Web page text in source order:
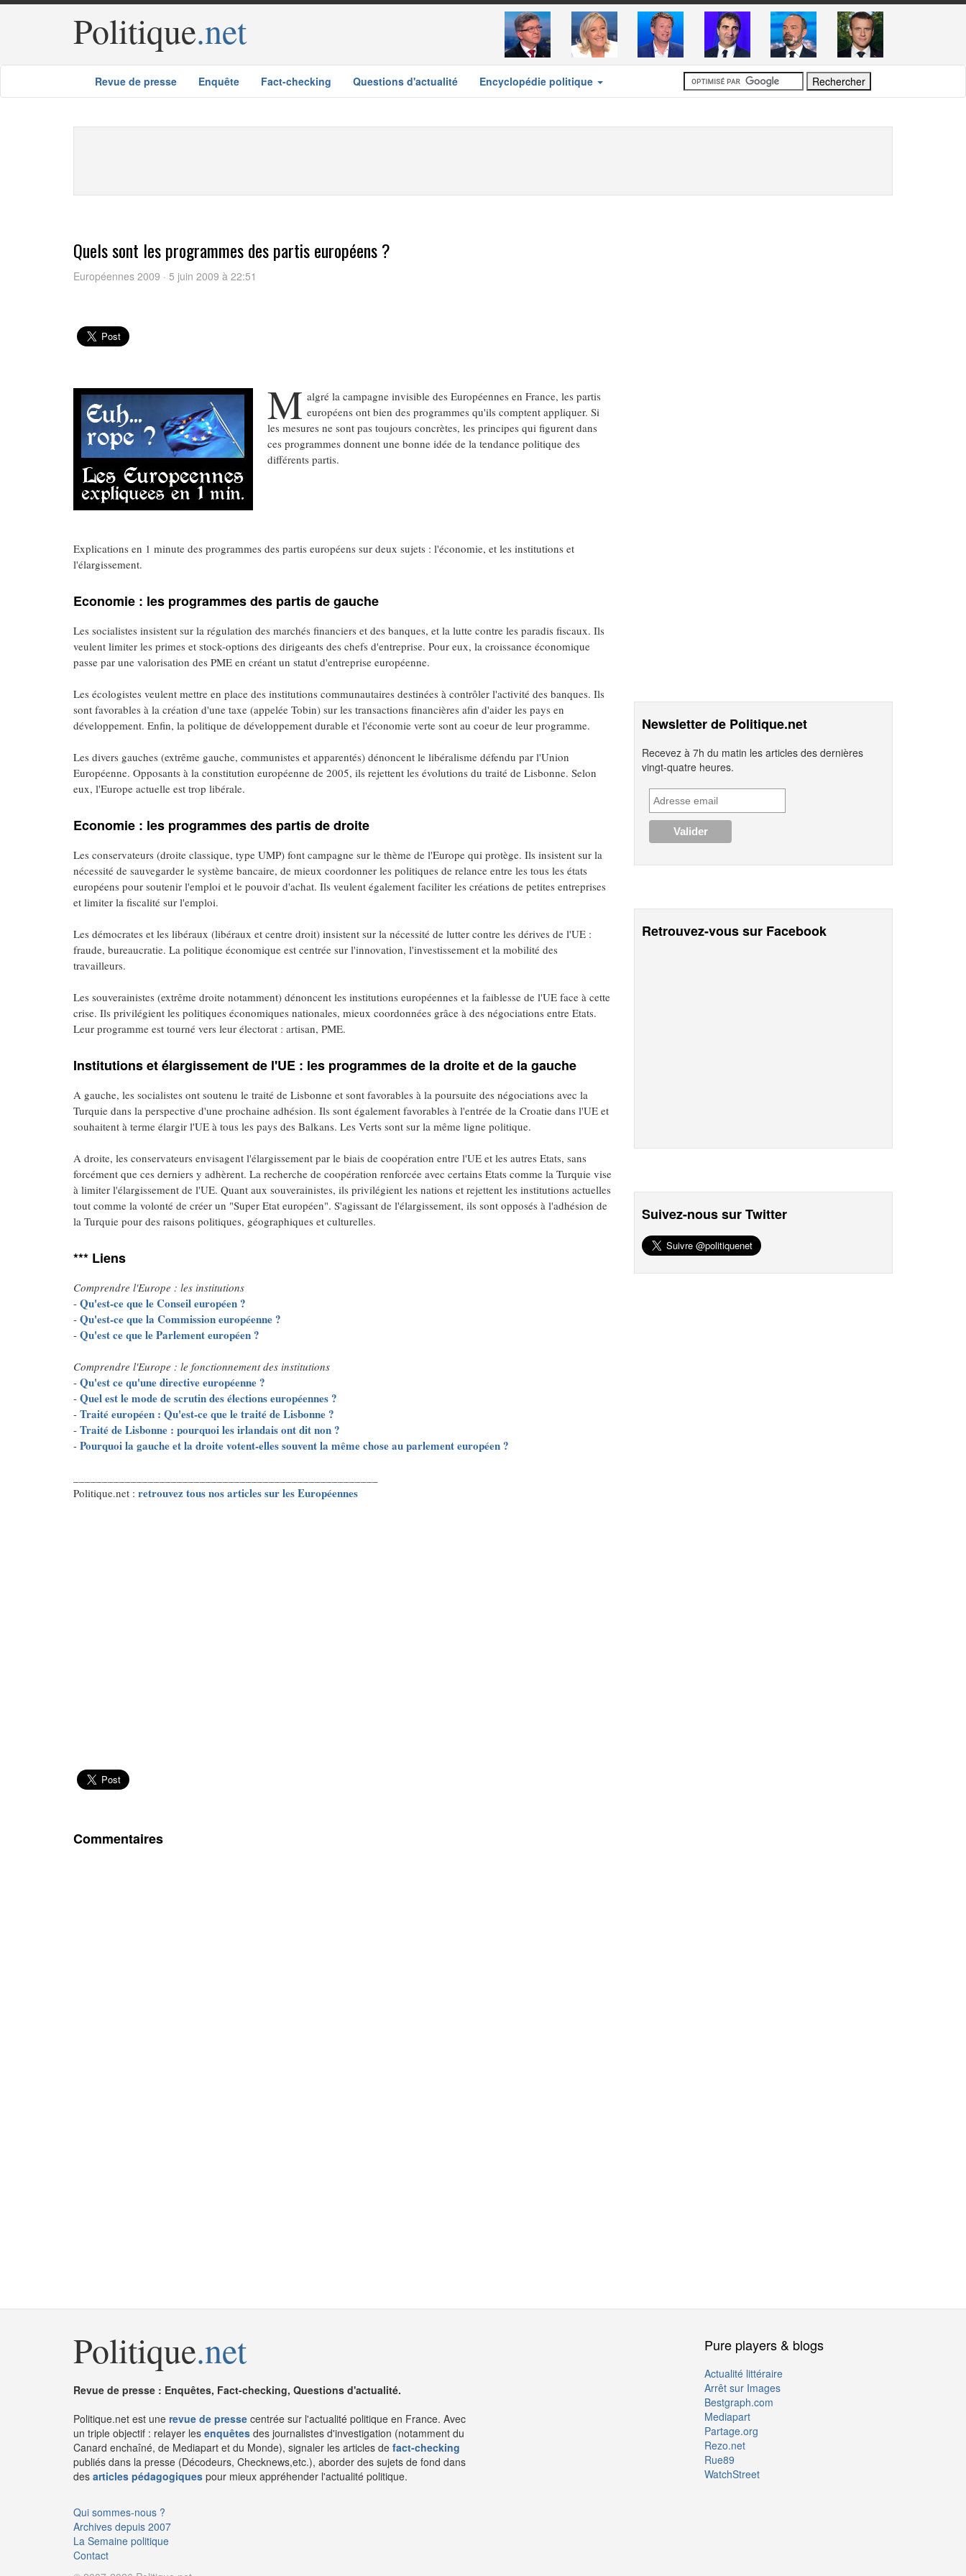
Politique.net
Revue de presse Enquête Fact-checking Questions d'actualité Encyclopédie politique
Quels sont les programmes des partis européens ?
Européennes 2009 · 5 juin 2009 à 22:51
M algré la campagne invisible des Européennes en France, les partis
européens ont bien des programmes qu'ils comptent appliquer. Si
les mesures ne sont pas toujours concrètes, les principes qui figurent dans
ces programmes donnent une bonne idée de la tendance politique des
différents partis.
Explications en 1 minute des programmes des partis européens sur deux sujets : l'économie, et les institutions et
l'élargissement.
Economie : les programmes des partis de gauche
Les socialistes insistent sur la régulation des marchés financiers et des banques, et la lutte contre les paradis fiscaux. Ils
veulent limiter les primes et stock-options des dirigeants des chefs d'entreprise. Pour eux, la croissance économique
passe par une valorisation des PME en créant un statut d'entreprise européenne.
Les écologistes veulent mettre en place des institutions communautaires destinées à contrôler l'activité des banques. Ils
sont favorables à la création d'une taxe (appelée Tobin) sur les transactions financières afin d'aider les pays en
développement. Enfin, la politique de développement durable et l'économie verte sont au coeur de leur programme.
Les divers gauches (extrême gauche, communistes et apparentés) dénoncent le libéralisme défendu par l'Union
Européenne. Opposants à la constitution européenne de 2005, ils rejettent les évolutions du traité de Lisbonne. Selon
eux, l'Europe actuelle est trop libérale.
Economie : les programmes des partis de droite
Les conservateurs (droite classique, type UMP) font campagne sur le thème de l'Europe qui protège. Ils insistent sur la
nécessité de sauvegarder le système bancaire, de mieux coordonner les politiques de relance entre les tous les états
européens pour soutenir l'emploi et le pouvoir d'achat. Ils veulent également faciliter les créations de petites entreprises
et limiter la fiscalité sur l'emploi.
Les démocrates et les libéraux (libéraux et centre droit) insistent sur la nécessité de lutter contre les dérives de l'UE :
fraude, bureaucratie. La politique économique est centrée sur l'innovation, l'investissement et la mobilité des
travailleurs.
Les souverainistes (extrême droite notamment) dénoncent les institutions européennes et la faiblesse de l'UE face à cette
crise. Ils privilégient les politiques économiques nationales, mieux coordonnées grâce à des négociations entre Etats.
Leur programme est tourné vers leur électorat : artisan, PME.
Institutions et élargissement de l'UE : les programmes de la droite et de la gauche
A gauche, les socialistes ont soutenu le traité de Lisbonne et sont favorables à la poursuite des négociations avec la
Turquie dans la perspective d'une prochaine adhésion. Ils sont également favorables à l'entrée de la Croatie dans l'UE et
souhaitent à terme élargir l'UE à tous les pays des Balkans. Les Verts sont sur la même ligne politique.
A droite, les conservateurs envisagent l'élargissement par le biais de coopération entre l'UE et les autres Etats, sans
forcément que ces derniers y adhèrent. La recherche de coopération renforcée avec certains Etats comme la Turquie vise
à limiter l'élargissement de l'UE. Quant aux souverainistes, ils privilégient les nations et rejettent les institutions actuelles
tout comme la volonté de créer un "Super Etat européen". S'agissant de l'élargissement, ils sont opposés à l'adhésion de
la Turquie pour des raisons politiques, géographiques et culturelles.
*** Liens
Comprendre l'Europe : les institutions
- Qu'est-ce que le Conseil européen ?
- Qu'est-ce que la Commission européenne ?
- Qu'est ce que le Parlement européen ?
Comprendre l'Europe : le fonctionnement des institutions
- Qu'est ce qu'une directive européenne ?
- Quel est le mode de scrutin des élections européennes ?
- Traité européen : Qu'est-ce que le traité de Lisbonne ?
- Traité de Lisbonne : pourquoi les irlandais ont dit non ?
- Pourquoi la gauche et la droite votent-elles souvent la même chose au parlement européen ?
Politique.net : retrouvez tous nos articles sur les Européennes
Commentaires
Newsletter de Politique.net
Recevez à 7h du matin les articles des dernières
vingt-quatre heures.
Retrouvez-vous sur Facebook
Suivez-nous sur Twitter
Politique.net
Revue de presse : Enquêtes, Fact-checking, Questions d'actualité.
Politique.net est une revue de presse centrée sur l'actualité politique en France. Avec
un triple objectif : relayer les enquêtes des journalistes d'investigation (notamment du
Canard enchaîné, de Mediapart et du Monde), signaler les articles de fact-checking
publiés dans la presse (Décodeurs, Checknews,etc.), aborder des sujets de fond dans
des articles pédagogiques pour mieux appréhender l'actualité politique.
Qui sommes-nous ?
Archives depuis 2007
La Semaine politique
Contact
Pure players & blogs
Actualité littéraire
Arrêt sur Images
Bestgraph.com
Mediapart
Partage.org
Rezo.net
Rue89
WatchStreet